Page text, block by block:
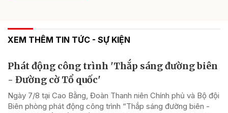
XEM THÊM TIN TỨC - SỰ KIỆN
Phát động công trình 'Thắp sáng đường biên
- Đường cờ Tổ quốc'
Ngày 7/8 tại Cao Bằng, Đoàn Thanh niên Chính phủ và Bộ đội
Biên phòng phát động công trình “Thắp sáng đường biên -